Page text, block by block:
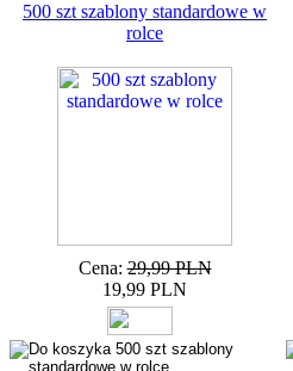
500 szt szablony standardowe w
rolce
Cena: 29,99 PLN
19,99 PLN